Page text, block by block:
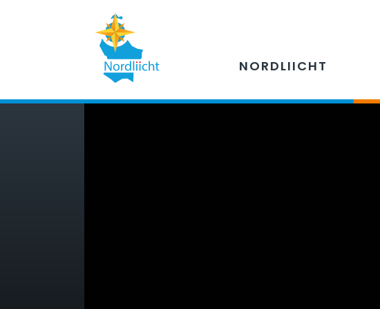
NORDLIICHT